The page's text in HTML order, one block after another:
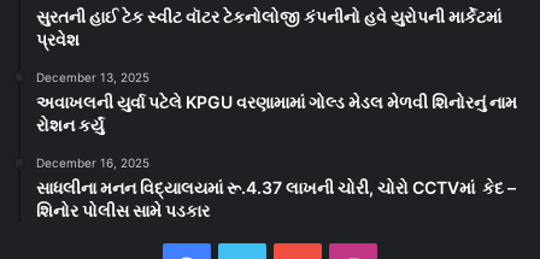
સુરતની હાઈ ટેક સ્વીટ વૉટર ટેકનોલોજી કંપનીનો હવે યુરોપની માર્કેટમાં
પ્રવેશ
December 13, 2025
અવાખલની યુર્વા પટેલે KPGU વરણામામાં ગોલ્ડ મેડલ મેળવી શિનોરનું નામ
રોશન કર્યું
December 16, 2025
સાધલીના મનન વિદ્યાલયમાં રૂ.4.37 લાખની ચોરી, ચોરો CCTVમાં કેદ –
શિનોર પોલીસ સામે પડકાર